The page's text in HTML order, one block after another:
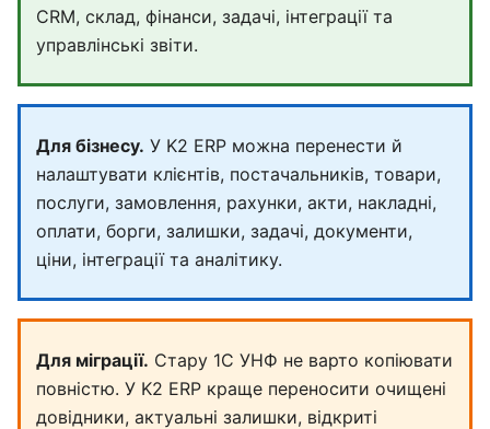
CRM, склад, фінанси, задачі, інтеграції та
управлінські звіти.
Для бізнесу. У K2 ERP можна перенести й
налаштувати клієнтів, постачальників, товари,
послуги, замовлення, рахунки, акти, накладні,
оплати, борги, залишки, задачі, документи,
ціни, інтеграції та аналітику.
Для міграції. Стару 1С УНФ не варто копіювати
повністю. У K2 ERP краще переносити очищені
довідники, актуальні залишки, відкриті